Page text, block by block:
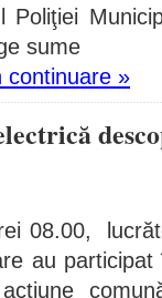
Poliţiei
sume
continuare »
08.00,
au